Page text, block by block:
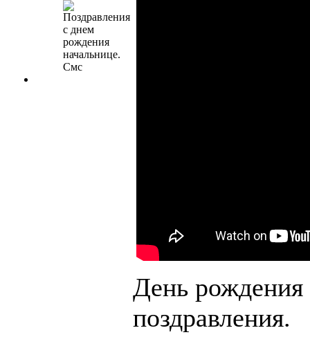
День рождения
поздравления.